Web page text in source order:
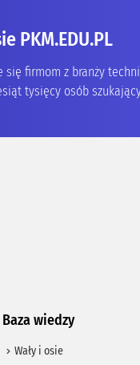
PKM.EDU.PL
się firmom z branży
tysięcy osób
Baza wiedzy
Wały i osie